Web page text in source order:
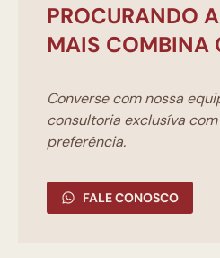
PROCURANDO
MAIS COMBINA
Converse com nossa
consultoria exclusíva
preferência.
FALE CONOSCO